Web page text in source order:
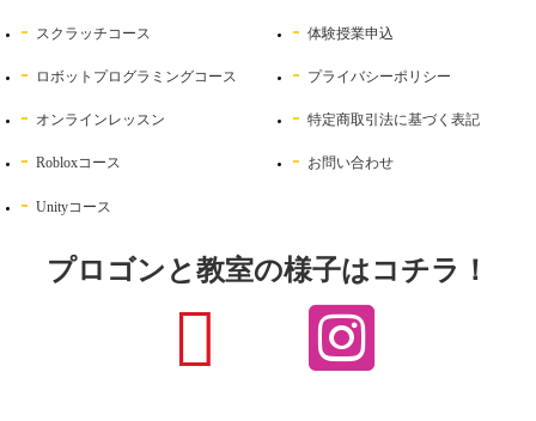
スクラッチコース
ロボットプログラミングコース
オンラインレッスン
Robloxコース
Unityコース
体験授業申込
プライバシーポリシー
特定商取引法に基づく表記
お問い合わせ
プロゴンと教室の様子はコチラ！